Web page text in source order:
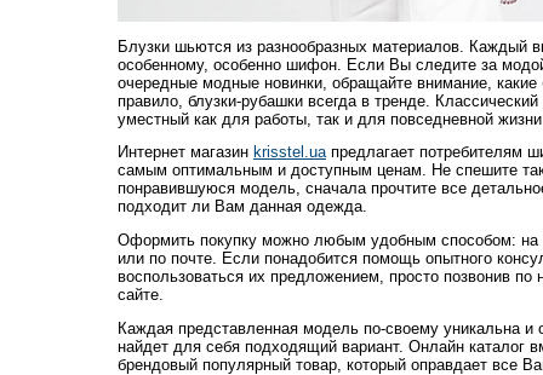
Блузки шьются из разнообразных материалов. Каждый
особенному, особенно шифон. Если Вы следите за
очередные модные новинки, обращайте внимание, какие
правило, блузки-рубашки всегда в тренде.
уместный как для работы, так и для повседневной
Интернет магазин krisstel.uaпредлагает потребителям
самым оптимальным и доступным ценам. Не спешите
понравившуюся модель, сначала прочтите все
подходит ли Вам данная одежда.
Оформить покупку можно любым удобным способом:
или по почте. Если понадобится помощь опытного
воспользоваться их предложением, просто позвонив
сайте.
Каждая представленная модель по-своему уникальна и
найдет для себя подходящий вариант. Онлайн каталог
брендовый популярный товар, который оправдает все